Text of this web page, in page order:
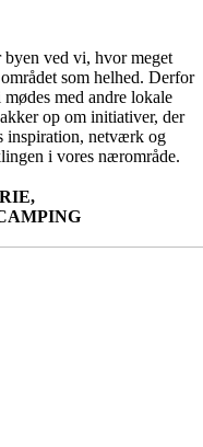
byen ved vi, hvor meget
som helhed. Derfor
med andre lokale
op om initiativer, der
inspiration, netværk og
i vores nærområde.